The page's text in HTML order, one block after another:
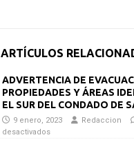
ARTÍCULOS
ADVERTENCIA DE
PROPIEDADES Y ÁREAS
EL SUR DEL CONDADO DE
9 enero, 2023 Redaccion
desactivados